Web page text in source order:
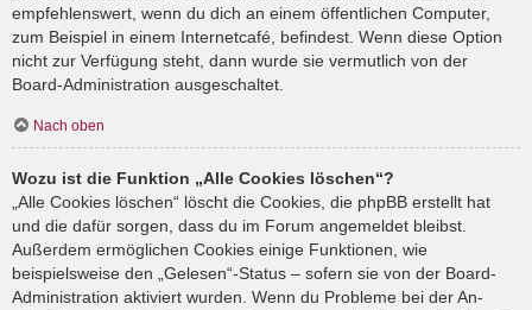
empfehlenswert, wenn du dich an einem öffentlichen Computer,
zum Beispiel in einem Internetcafé, befindest. Wenn diese Option
nicht zur Verfügung steht, dann wurde sie vermutlich von der
Board-Administration ausgeschaltet.
Nach oben
Wozu ist die Funktion „Alle Cookies löschen“?
„Alle Cookies löschen“ löscht die Cookies, die phpBB erstellt hat
und die dafür sorgen, dass du im Forum angemeldet bleibst.
Außerdem ermöglichen Cookies einige Funktionen, wie
beispielsweise den „Gelesen“-Status – sofern sie von der Board-
Administration aktiviert wurden. Wenn du Probleme bei der An-